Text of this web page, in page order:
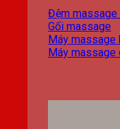
Đệm massage
Gối massage
Máy massage
Máy massage